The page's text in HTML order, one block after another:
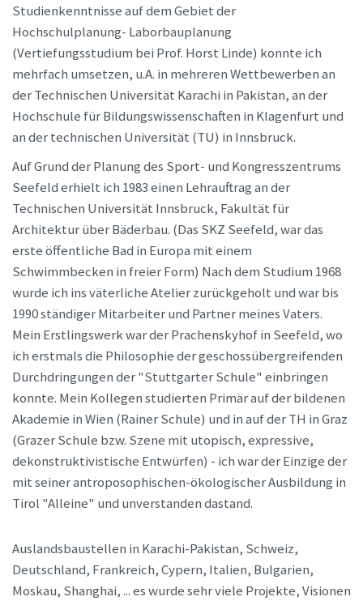
Studienkenntnisse auf dem Gebiet der
Hochschulplanung- Laborbauplanung
(Vertiefungsstudium bei Prof. Horst Linde) konnte ich
mehrfach umsetzen, u.A. in mehreren Wettbewerben an
der Technischen Universität Karachi in Pakistan, an der
Hochschule für Bildungswissenschaften in Klagenfurt und
an der technischen Universität (TU) in Innsbruck.
Auf Grund der Planung des Sport- und Kongresszentrums
Seefeld erhielt ich 1983 einen Lehrauftrag an der
Technischen Universität Innsbruck, Fakultät für
Architektur über Bäderbau. (Das SKZ Seefeld, war das
erste öffentliche Bad in Europa mit einem
Schwimmbecken in freier Form) Nach dem Studium 1968
wurde ich ins väterliche Atelier zurückgeholt und war bis
1990 ständiger Mitarbeiter und Partner meines Vaters.
Mein Erstlingswerk war der Prachenskyhof in Seefeld, wo
ich erstmals die Philosophie der geschossübergreifenden
Durchdringungen der "Stuttgarter Schule" einbringen
konnte. Mein Kollegen studierten Primär auf der bildenen
Akademie in Wien (Rainer Schule) und in auf der TH in Graz
(Grazer Schule bzw. Szene mit utopisch, expressive,
dekonstruktivistische Entwürfen) - ich war der Einzige der
mit seiner antroposophischen-ökologischer Ausbildung in
Tirol "Alleine" und unverstanden dastand.
Auslandsbaustellen in Karachi-Pakistan, Schweiz,
Deutschland, Frankreich, Cypern, Italien, Bulgarien,
Moskau, Shanghai, ... es wurde sehr viele Projekte, Visionen